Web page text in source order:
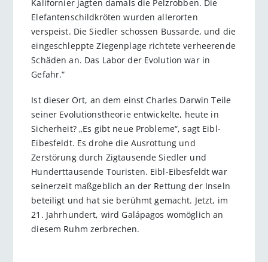
Kalifornier jagten damals die Pelzrobben. Die
Elefantenschildkröten wurden allerorten
verspeist. Die Siedler schossen Bussarde, und die
eingeschleppte Ziegenplage richtete verheerende
Schäden an. Das Labor der Evolution war in
Gefahr.“
Ist dieser Ort, an dem einst Charles Darwin Teile
seiner Evolutionstheorie entwickelte, heute in
Sicherheit? „Es gibt neue Probleme“, sagt Eibl-
Eibesfeldt. Es drohe die Ausrottung und
Zerstörung durch Zigtausende Siedler und
Hunderttausende Touristen. Eibl-Eibesfeldt war
seinerzeit maßgeblich an der Rettung der Inseln
beteiligt und hat sie berühmt gemacht. Jetzt, im
21. Jahrhundert, wird Galápagos womöglich an
diesem Ruhm zerbrechen.